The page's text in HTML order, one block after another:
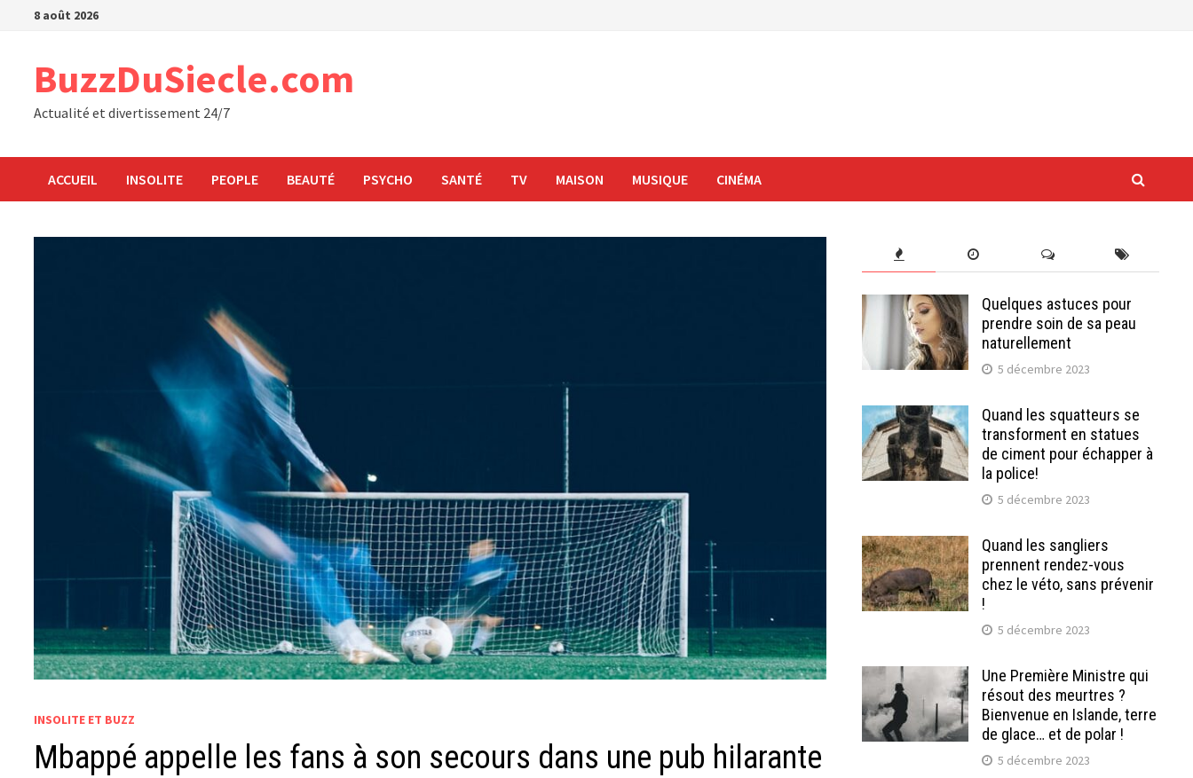
Passer8 août 2026
BuzzDuSiecle.com
Actualité et divertissement 24/7
ACCUEIL INSOLITE PEOPLE BEAUTÉ PSYCHO SANTÉ TV MAISON MUSIQUE CINÉMA
INSOLITE ET BUZZ
Mbappé appelle les fans à son secours dans une pub hilarante
Quelques astuces pour
prendre soin de sa peau
naturellement
5 décembre 2023
Quand les squatteurs se
transforment en statues
de ciment pour échapper à
la police!
5 décembre 2023
Quand les sangliers
prennent rendez-vous
chez le véto, sans prévenir
!
5 décembre 2023
Une Première Ministre qui
résout des meurtres ?
Bienvenue en Islande, terre
de glace… et de polar !
5 décembre 2023